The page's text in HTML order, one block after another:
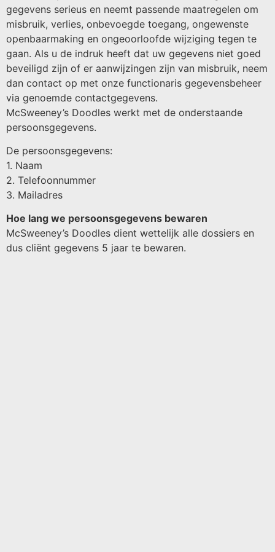
gegevens serieus en neemt passende maatregelen om
misbruik, verlies, onbevoegde toegang, ongewenste
openbaarmaking en ongeoorloofde wijziging tegen te
gaan. Als u de indruk heeft dat uw gegevens niet goed
beveiligd zijn of er aanwijzingen zijn van misbruik, neem
dan contact op met onze functionaris gegevensbeheer
via genoemde contactgegevens.
McSweeney’s Doodles werkt met de onderstaande
persoonsgegevens.
De persoonsgegevens:
1. Naam
2. Telefoonnummer
3. Mailadres
Hoe lang we persoonsgegevens bewaren
McSweeney’s Doodles dient wettelijk alle dossiers en
dus cliënt gegevens 5 jaar te bewaren.